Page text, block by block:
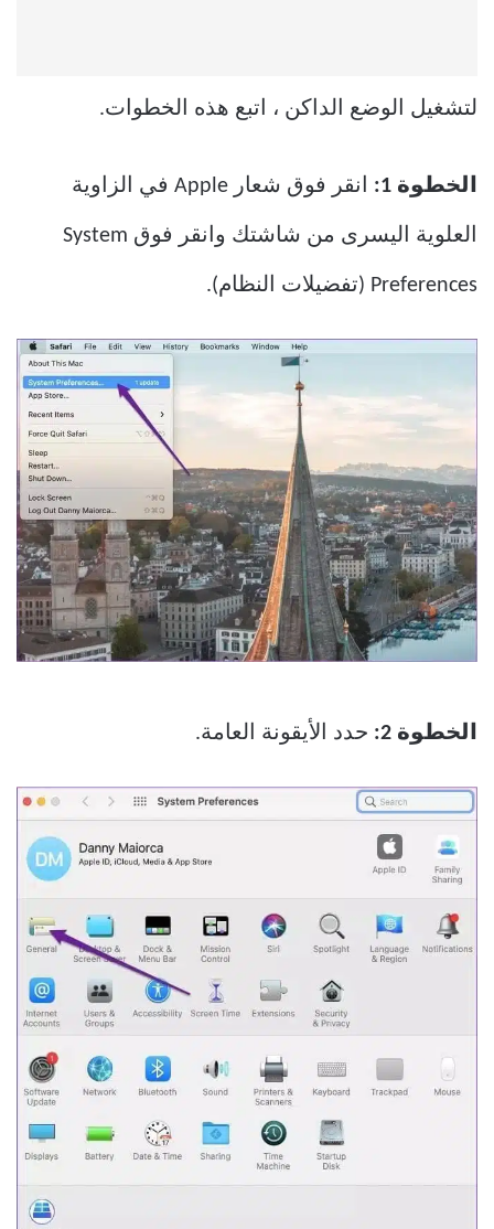
لتشغيل الوضع الداكن ، اتبع هذه الخطوات.
الخطوة 1: انقر فوق شعار Apple في الزاوية
العلوية اليسرى من شاشتك وانقر فوق System
Preferences (تفضيلات النظام).
الخطوة 2: حدد الأيقونة العامة.